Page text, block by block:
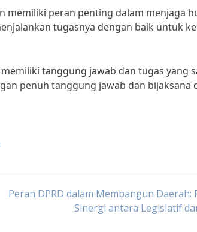
memiliki peran penting dalam menjaga
tugasnya dengan baik untuk
tanggung jawab dan tugas yang
penuh tanggung jawab dan bijaksana
Peran DPRD dalam Membangun Daerah:
Sinergi antara Legislatif